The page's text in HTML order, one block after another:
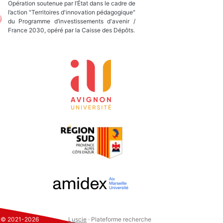
Opération soutenue par l’État dans le cadre de
l’action "Territoires d'innovation pédagogique"
du Programme d’investissements d'avenir /
France 2030, opéré par la Caisse des Dépôts.
© 2021-2026 Luscie · Plateforme recherche